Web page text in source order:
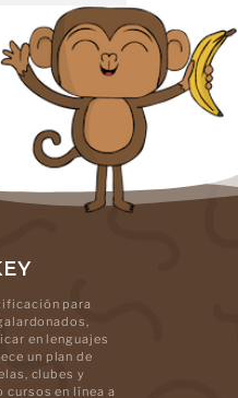
para
en lenguajes
un plan de
clubes y
en línea a